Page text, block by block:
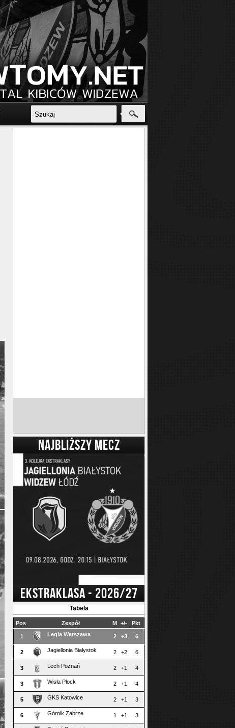
NAJBLIŻSZY MECZ
EKSTRAKLASA - 2026/27
Tabela
Pos Zespół M +/- Pkt
1 Legia Warszawa 2 +3 6
2 Jagiellonia Białystok 2 +2 6
3 Lech Poznań 2 +1 4
3 Wisła Płock 2 +1 4
5 GKS Katowice 2 +1 3
6 Górnik Zabrze 1 +1 3